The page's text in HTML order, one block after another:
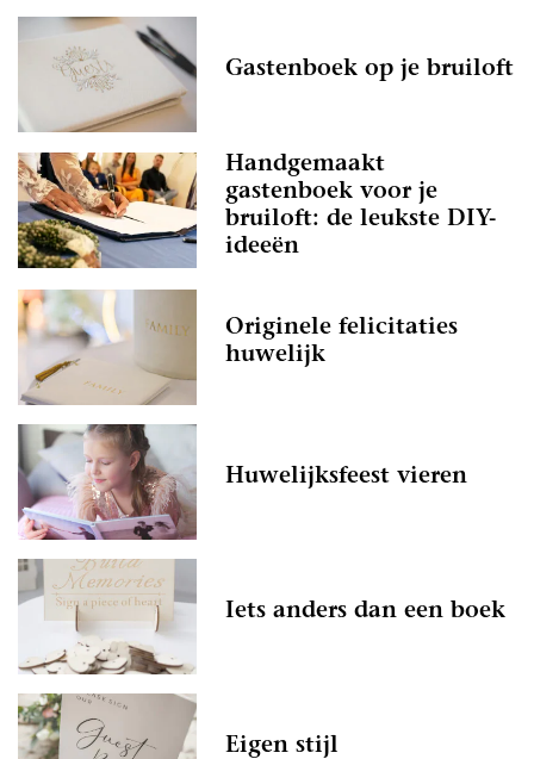
Gastenboek op je bruiloft
Handgemaakt
gastenboek voor je
bruiloft: de leukste DIY-
ideeën
Originele felicitaties
huwelijk
Huwelijksfeest vieren
Iets anders dan een boek
Eigen stijl